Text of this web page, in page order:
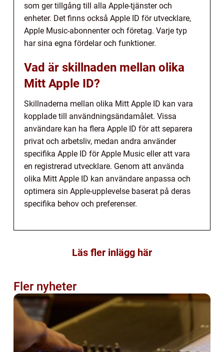
som ger tillgång till alla Apple-tjänster och
enheter. Det finns också Apple ID för utvecklare,
Apple Music-abonnenter och företag. Varje typ
har sina egna fördelar och funktioner.
Vad är skillnaden mellan olika
Mitt Apple ID?
Skillnaderna mellan olika Mitt Apple ID kan vara
kopplade till användningsändamålet. Vissa
användare kan ha flera Apple ID för att separera
privat och arbetsliv, medan andra använder
specifika Apple ID för Apple Music eller att vara
en registrerad utvecklare. Genom att använda
olika Mitt Apple ID kan användare anpassa och
optimera sin Apple-upplevelse baserat på deras
specifika behov och preferenser.
Läs fler inlägg här
Fler nyheter